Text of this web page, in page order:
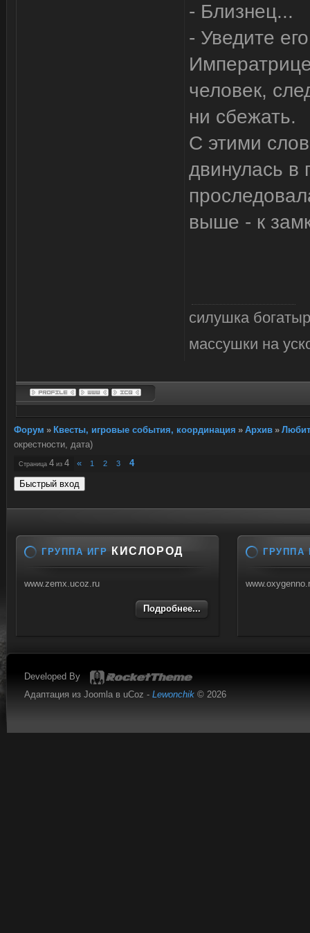
- Близнец...
- Уведите
человек,
ни сбежать.
С этими
двинулась в
выше - к
силушка
массушки на
Форум » Квесты, игровые события, координация » Архив »
окрестности, дата)
Страница 4 из 4 « 1 2 3 4
ГРУППА ИГР КИСЛОРОД
www.zemx.ucoz.ru
Подробнее...
ГРУППА
Developed By
Адаптация из Joomla в uCoz - Lewonchik © 2026